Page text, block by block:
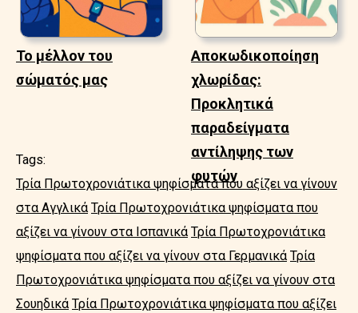
Το μέλλον του
σώματός μας
Αποκωδικοποίηση
χλωρίδας:
Προκλητικά
παραδείγματα
αντίληψης των
φυτών
Tags:
Τρία Πρωτοχρονιάτικα ψηφίσματα που αξίζει να γίνουν
στα Αγγλικά Τρία Πρωτοχρονιάτικα ψηφίσματα που
αξίζει να γίνουν στα Ισπανικά Τρία Πρωτοχρονιάτικα
ψηφίσματα που αξίζει να γίνουν στα Γερμανικά Τρία
Πρωτοχρονιάτικα ψηφίσματα που αξίζει να γίνουν στα
Σουηδικά Τρία Πρωτοχρονιάτικα ψηφίσματα που αξίζει